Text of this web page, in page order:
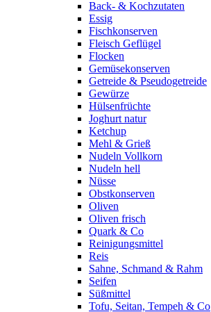
Back- & Kochzutaten
Essig
Fischkonserven
Fleisch Geflügel
Flocken
Gemüsekonserven
Getreide & Pseudogetreide
Gewürze
Hülsenfrüchte
Joghurt natur
Ketchup
Mehl & Grieß
Nudeln Vollkorn
Nudeln hell
Nüsse
Obstkonserven
Oliven
Oliven frisch
Quark & Co
Reinigungsmittel
Reis
Sahne, Schmand & Rahm
Seifen
Süßmittel
Tofu, Seitan, Tempeh & Co